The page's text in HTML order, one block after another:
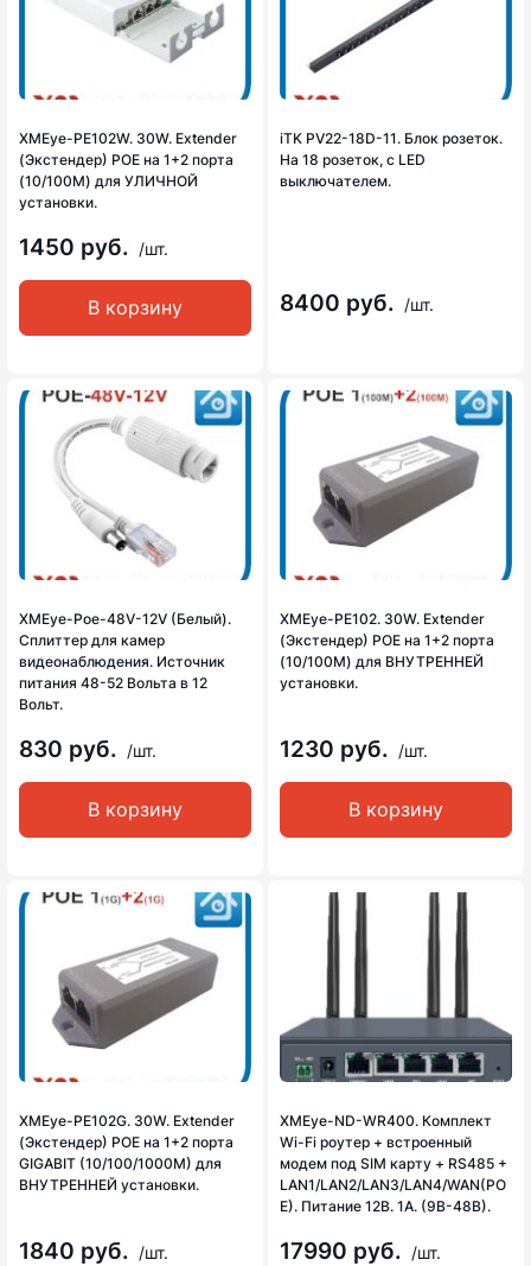
XMEye-PE102W. 30W. Extender
(Экстендер) POE на 1+2 порта
(10/100M) для УЛИЧНОЙ
установки.
1450 руб. /шт.
В корзину
iTK PV22-18D-11. Блок розеток.
На 18 розеток, с LED
выключателем.
8400 руб. /шт.
XMEye-Poe-48V-12V (Белый).
Сплиттер для камер
видеонаблюдения. Источник
питания 48-52 Вольта в 12
Вольт.
830 руб. /шт.
В корзину
XMEye-PE102. 30W. Extender
(Экстендер) POE на 1+2 порта
(10/100M) для ВНУТРЕННЕЙ
установки.
1230 руб. /шт.
В корзину
XMEye-PE102G. 30W. Extender
(Экстендер) POE на 1+2 порта
GIGABIT (10/100/1000M) для
ВНУТРЕННЕЙ установки.
1840 руб. /шт.
XMEye-ND-WR400. Комплект
Wi-Fi роутер + встроенный
модем под SIM карту + RS485 +
LAN1/LAN2/LAN3/LAN4/WAN(PO
E). Питание 12В. 1А. (9В-48В).
17990 руб. /шт.